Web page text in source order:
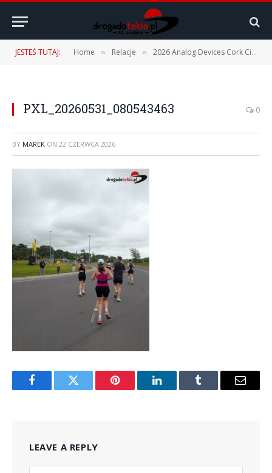
JESTEŚ TUTAJ: Home » Relacje » 2026 Analog Devices Cork City Marathon – 31.05.2026
PXL_20260531_080543463 0
BY MAREK ON 22 CZERWCA 2026
FacebookTwitter Pinterest LinkedInTumblr Email
LEAVE A REPLY